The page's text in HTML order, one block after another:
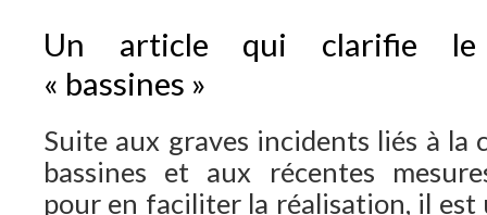
Un article qui clarifie le
« bassines »
Suite aux graves incidents liés à la
bassines et aux récentes
pour en faciliter la réalisation, il